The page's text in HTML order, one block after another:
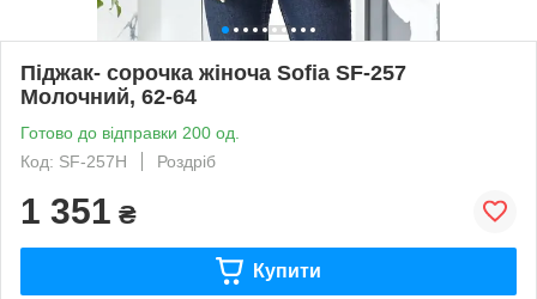
Піджак- сорочка жіноча Sofia SF-257
Молочний, 62-64
Готово до відправки 200 од.
Код: SF-257Н
Роздріб
1 351 ₴
Купити